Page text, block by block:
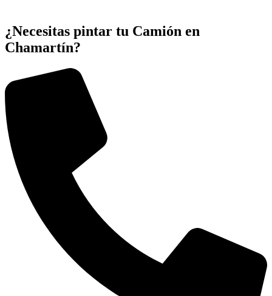
¿Necesitas pintar tu Camión en
Chamartín?